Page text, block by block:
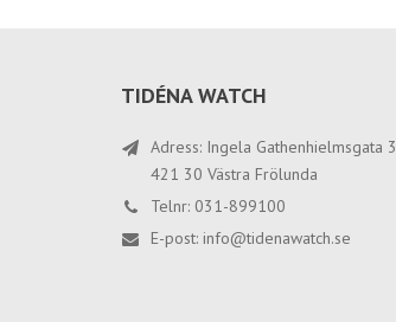
TIDÉNA WATCH
Adress: Ingela Gathenhielmsgata 3
421 30 Västra Frölunda
Telnr: 031-899100
E-post: info@tidenawatch.se